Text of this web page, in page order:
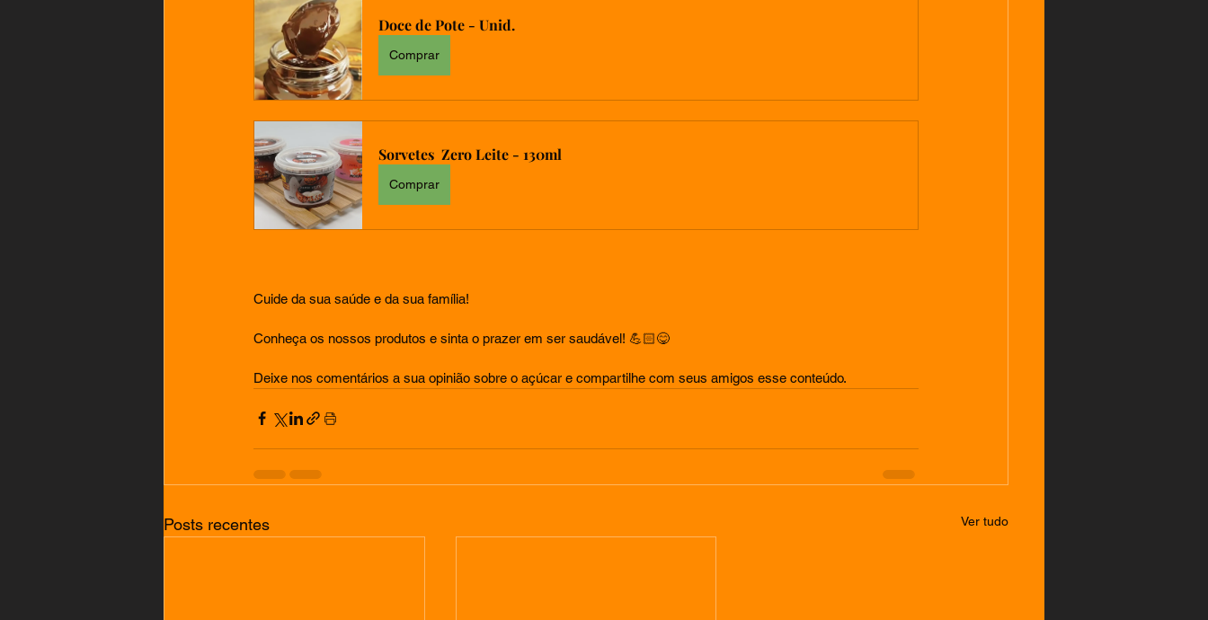
Doce de Pote - Unid.
Comprar
Sorvetes  Zero Leite - 130ml
Comprar
Cuide da sua saúde e da sua família!
Conheça os nossos produtos e sinta o prazer em ser saudável! 💪🏻😋
Deixe nos comentários a sua opinião sobre o açúcar e compartilhe com seus amigos esse conteúdo.
Posts recentes Ver tudo